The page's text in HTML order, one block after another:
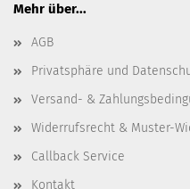
Mehr über...
AGB
Privatsphäre und
Versand- &
Widerrufsrecht & Muster-
Callback Service
Kontakt